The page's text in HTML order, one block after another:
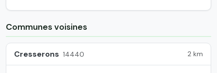
Communes voisines
Cresserons 14440 2 km